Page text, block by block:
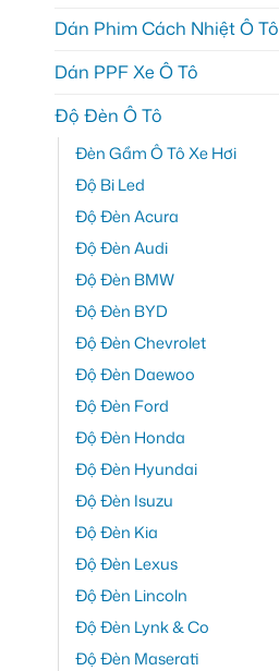
Dán Phim Cách Nhiệt Ô Tô
Dán PPF Xe Ô Tô
Độ Đèn Ô Tô
Đèn Gầm Ô Tô Xe Hơi
Độ Bi Led
Độ Đèn Acura
Độ Đèn Audi
Độ Đèn BMW
Độ Đèn BYD
Độ Đèn Chevrolet
Độ Đèn Daewoo
Độ Đèn Ford
Độ Đèn Honda
Độ Đèn Hyundai
Độ Đèn Isuzu
Độ Đèn Kia
Độ Đèn Lexus
Độ Đèn Lincoln
Độ Đèn Lynk & Co
Độ Đèn Maserati